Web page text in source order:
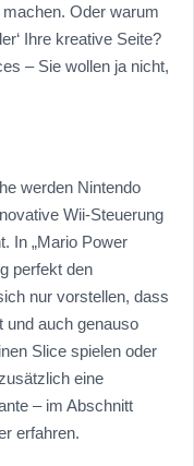
Oder warum
Ihre kreative Seite?
– Sie wollen ja nicht,
werden Nintendo
Wii-Steuerung
In „Mario Power
perfekt den
nur vorstellen, dass
und auch genauso
Slice spielen oder
eine
– im Abschnitt
erfahren.